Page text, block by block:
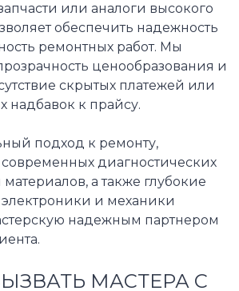
или аналоги высокого
обеспечить надежность
ремонтных работ. Мы
ценообразования и
скрытых платежей или
надбавок к прайсу.
подход к ремонту,
диагностических
а также глубокие
и механики
надежным партнером
МАСТЕРА С